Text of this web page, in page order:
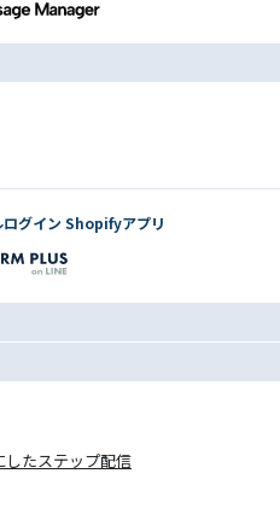
ログイン Shopifyアプリ
したステップ配信